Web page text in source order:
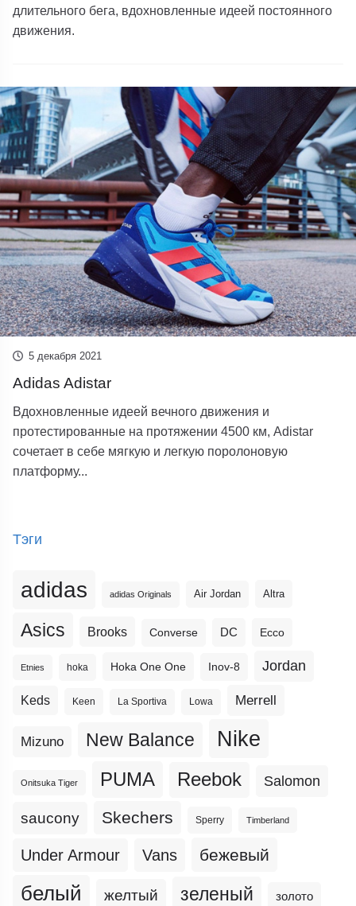
длительного бега, вдохновленные идеей постоянного
движения.
5 декабря 2021
Adidas Adistar
Вдохновленные идеей вечного движения и
протестированные на протяжении 4500 км, Adistar
сочетает в себе мягкую и легкую поролоновую
платформу...
Тэги
adidas adidas Originals Air Jordan Altra
Asics Brooks Converse DC Ecco
Etnies hoka Hoka One One Inov-8 Jordan
Keds Keen La Sportiva Lowa Merrell
Mizuno New Balance Nike
Onitsuka Tiger PUMA Reebok Salomon
saucony Skechers Sperry Timberland
Under Armour Vans бежевый
белый желтый зеленый золото